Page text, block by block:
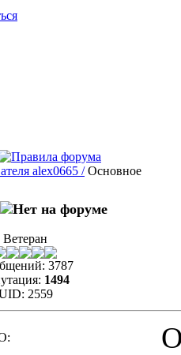
alex0665 / Основное
Ветеран
3787
1494
2559